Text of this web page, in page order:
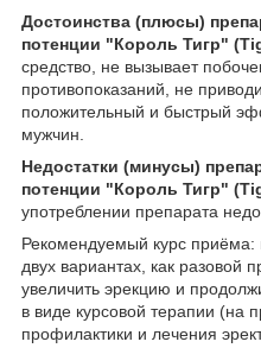
Достоинства (плюсы)
потенции "Король Тигр"
средство, не вызывает
противопоказаний, не
положительный и быстрый
мужчин.
Недостатки (минусы)
потенции "Король Тигр"
употреблении препарата
Рекомендуемый курс
двух вариантах, как разовой
увеличить эрекцию и
в виде курсовой терапии (на
профилактики и лечения